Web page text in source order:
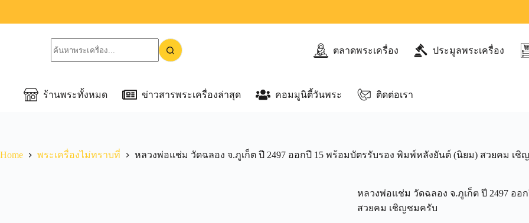
ตลาดพระเครื่อง ประมูลพระเครื่อง
ร้านพระทั้งหมด ข่าวสารพระเครื่องล่าสุด คอมมูนิตี้วันพระ ติดต่อเรา
Home พระเครื่องไม่ทราบที่ หลวงพ่อแช่ม วัดฉลอง จ.ภูเก็ต ปี 2497 ออกปี 15 พร้อมบัตรรับรอง พิมพ์หลังยันต์ (นิยม) สวยคม เชิ
หลวงพ่อแช่ม วัดฉลอง จ.ภูเก็ต ปี 2497 อ
สวยคม เชิญชมครับ